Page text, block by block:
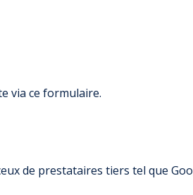
via ce formulaire.
de prestataires tiers tel que